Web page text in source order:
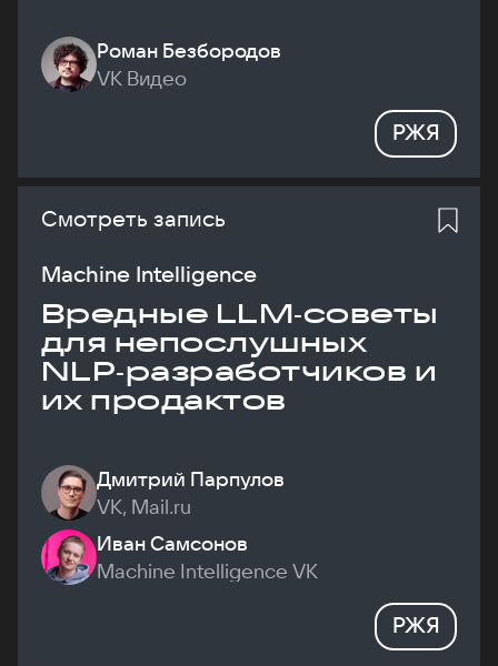
Роман Безбородов
VK Видео
РЖЯ
Смотреть запись
Machine Intelligence
Вредные LLM‑советы
для непослушных
NLP‑разработчиков и
их продактов
Дмитрий Парпулов
VK, Mail.ru
Иван Самсонов
Machine Intelligence VK
РЖЯ